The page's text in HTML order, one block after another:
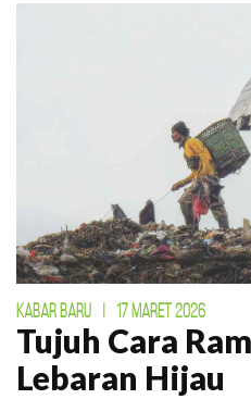
KABAR BARU 17 MARET 2026
Tujuh Cara
Lebaran Hijau